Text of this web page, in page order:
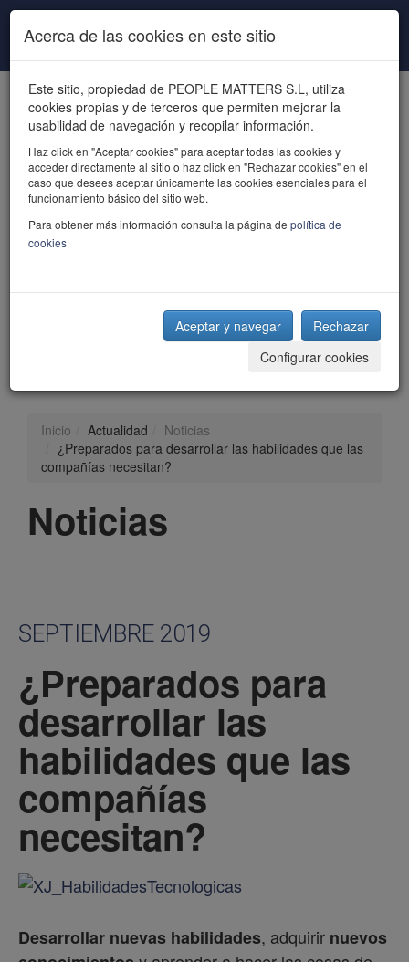
Pasar al contenido principal
powered by talent
Inicio Actualidad
Noticias
¿Preparados para desarrollar las habilidades que las
compañías necesitan?
Noticias
SEPTIEMBRE 2019
¿Preparados para
desarrollar las
habilidades que las
compañías
necesitan?
Desarrollar nuevas habilidades, adquirir nuevos
Acerca de las cookies en este sitio
Este sitio, propiedad de PEOPLE MATTERS S.L, utiliza
cookies propias y de terceros que permiten mejorar la
usabilidad de navegación y recopilar información.
Haz click en "Aceptar cookies" para aceptar todas las cookies y
acceder directamente al sitio o haz click en "Rechazar cookies" en el
caso que desees aceptar únicamente las cookies esenciales para el
funcionamiento básico del sitio web.
Para obtener más información consulta la página de política de
cookies
Aceptar y navegar
Rechazar
Configurar cookies